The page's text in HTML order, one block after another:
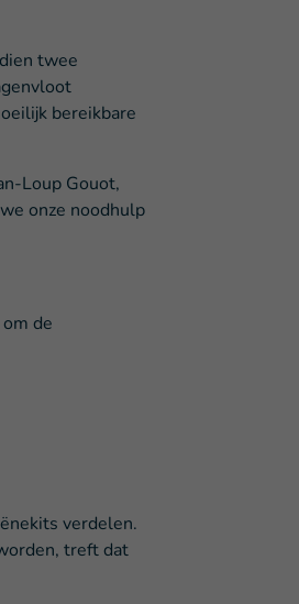
twee
bereikbare
Loup Gouot,
onze noodhulp
de
verdelen.
treft dat